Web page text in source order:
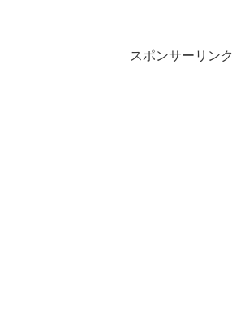
スポンサーリンク